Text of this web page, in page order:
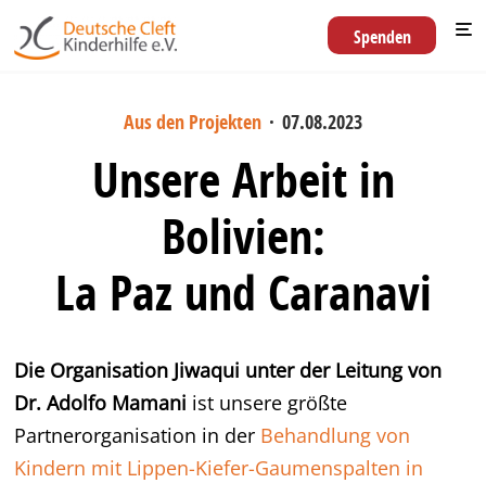
Spenden
Aus den Projekten · 07.08.2023
Unsere Arbeit in
Bolivien:
La Paz und Caranavi
Die Organisation Jiwaqui unter der Leitung von
Dr. Adolfo Mamani ist unsere größte
Partnerorganisation in der Behandlung von
Kindern mit Lippen-Kiefer-Gaumenspalten in